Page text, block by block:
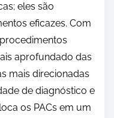
eles são
eficazes. Com
aprofundado das
mais direcionadas
de diagnóstico e
os PACs em um